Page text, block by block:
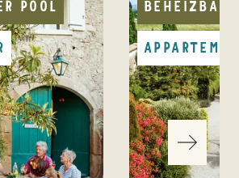
ca. 10 km
erlaubt.
POOL